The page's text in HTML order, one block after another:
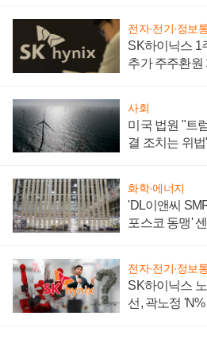
전자·전기·정보
SK하이닉스 1
추가 주주환원
사회
미국 법원 "트
결 조치는 위
화학·에너지
'DL이앤씨
포스코 동맹'
전자·전기·정보
SK하이닉스
선, 곽노정